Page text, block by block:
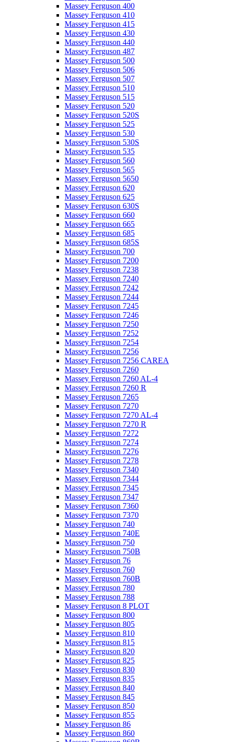
Massey Ferguson 400
Massey Ferguson 410
Massey Ferguson 415
Massey Ferguson 430
Massey Ferguson 440
Massey Ferguson 487
Massey Ferguson 500
Massey Ferguson 506
Massey Ferguson 507
Massey Ferguson 510
Massey Ferguson 515
Massey Ferguson 520
Massey Ferguson 520S
Massey Ferguson 525
Massey Ferguson 530
Massey Ferguson 530S
Massey Ferguson 535
Massey Ferguson 560
Massey Ferguson 565
Massey Ferguson 5650
Massey Ferguson 620
Massey Ferguson 625
Massey Ferguson 630S
Massey Ferguson 660
Massey Ferguson 665
Massey Ferguson 685
Massey Ferguson 685S
Massey Ferguson 700
Massey Ferguson 7200
Massey Ferguson 7238
Massey Ferguson 7240
Massey Ferguson 7242
Massey Ferguson 7244
Massey Ferguson 7245
Massey Ferguson 7246
Massey Ferguson 7250
Massey Ferguson 7252
Massey Ferguson 7254
Massey Ferguson 7256
Massey Ferguson 7256 CAREA
Massey Ferguson 7260
Massey Ferguson 7260 AL-4
Massey Ferguson 7260 R
Massey Ferguson 7265
Massey Ferguson 7270
Massey Ferguson 7270 AL-4
Massey Ferguson 7270 R
Massey Ferguson 7272
Massey Ferguson 7274
Massey Ferguson 7276
Massey Ferguson 7278
Massey Ferguson 7340
Massey Ferguson 7344
Massey Ferguson 7345
Massey Ferguson 7347
Massey Ferguson 7360
Massey Ferguson 7370
Massey Ferguson 740
Massey Ferguson 740E
Massey Ferguson 750
Massey Ferguson 750B
Massey Ferguson 76
Massey Ferguson 760
Massey Ferguson 760B
Massey Ferguson 780
Massey Ferguson 788
Massey Ferguson 8 PLOT
Massey Ferguson 800
Massey Ferguson 805
Massey Ferguson 810
Massey Ferguson 815
Massey Ferguson 820
Massey Ferguson 825
Massey Ferguson 830
Massey Ferguson 835
Massey Ferguson 840
Massey Ferguson 845
Massey Ferguson 850
Massey Ferguson 855
Massey Ferguson 86
Massey Ferguson 860